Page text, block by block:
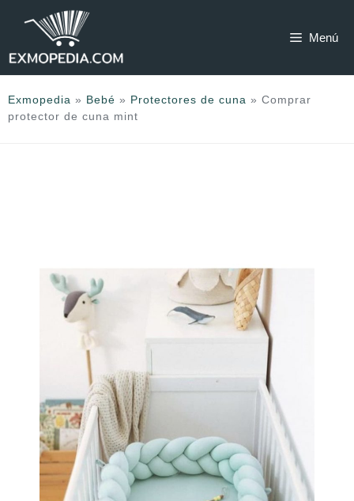
Menú
Exmopedia » Bebé » Protectores de cuna » Comprar
protector de cuna mint